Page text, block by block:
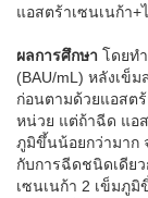
แอสตร้าเซนเนก้า+
ผลการศึกษา โดยท
(BAU/mL) หลังเข็
ก่อนตามด้วยแอสต
หน่วย แต่ถ้าฉีด แอ
ภูมิขึ้นน้อยกว่ามาก
กับการฉีดชนิดเดีย
เซนเนก้า 2 เข็มภู